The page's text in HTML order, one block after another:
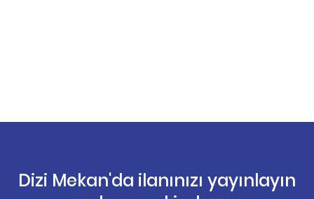
Dizi Mekan'da ilanınızı yayınlayın